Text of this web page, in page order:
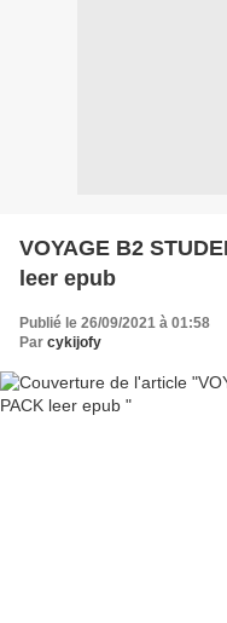
VOYAGE B2
leer epub
Publié le 26/09/2021 à 01:58
Par cykijofy